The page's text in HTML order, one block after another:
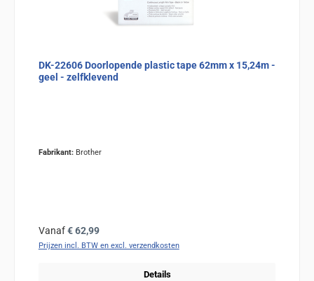
DK-22606 Doorlopende plastic tape 62mm x 15,24m -
geel - zelfklevend
Fabrikant: Brother
Normale prijs:
Vanaf€ 62,99
Prijzen incl. BTW en excl. verzendkosten
Details